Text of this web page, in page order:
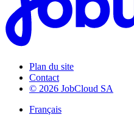
Plan du site
Contact
© 2026 JobCloud SA
Français